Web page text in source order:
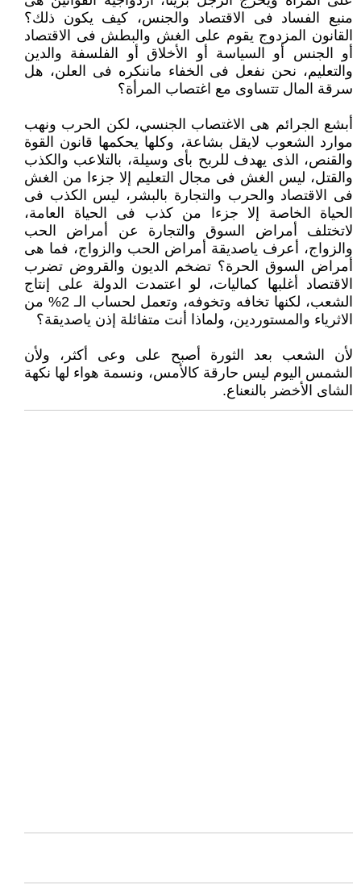
منبع الفساد فى الاقتصاد والجنس، كيف يكون ذلك؟
القانون المزدوج يقوم على الغش والبطش فى الاقتصاد
أو الجنس أو السياسة أو الأخلاق أو الفلسفة والدين
والتعليم، نحن نفعل فى الخفاء ماننكره فى العلن، هل
سرقة المال تتساوى مع اغتصاب المرأة؟
أبشع الجرائم هى الاغتصاب الجنسي، لكن الحرب ونهب
موارد الشعوب لايقل بشاعة، وكلها يحكمها قانون القوة
والقنص، الذى يهدف للربح بأى وسيلة، بالتلاعب والكذب
والقتل، ليس الغش فى مجال التعليم إلا جزءا من الغش
فى الاقتصاد والحرب والتجارة بالبشر، ليس الكذب فى
الحياة الخاصة إلا جزءا من كذب فى الحياة العامة،
لاتختلف أمراض السوق والتجارة عن أمراض الحب
والزواج، أعرف ياصديقة أمراض الحب والزواج، فما هى
أمراض السوق الحرة؟ تضخم الديون والقروض تضرب
الاقتصاد أغلبها كماليات، لو اعتمدت الدولة على إنتاج
الشعب، لكنها تخافه وتخوفه، وتعمل لحساب الـ 2% من
الاثرياء والمستوردين، ولماذا أنت متفائلة إذن ياصديقة؟
لأن الشعب بعد الثورة أصبح على وعى أكثر، ولأن
الشمس اليوم ليس حارقة كالأمس، ونسمة هواء لها نكهة
الشاى الأخضر بالنعناع.